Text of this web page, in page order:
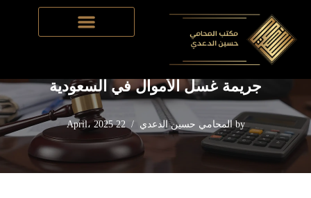
Skip
Home القانون الجنائي​
جريمة غسل الأموال في السعودية
by المحامي حسين الدعدي 22 April، 2025